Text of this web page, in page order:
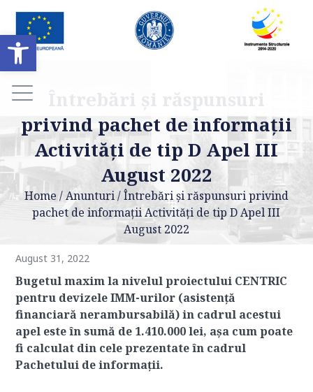
Open toolbar
privind pachet de informații
Activități de tip D Apel III
August 2022
Home /Anunturi/Întrebări și răspunsuri privind
pachet de informații Activități de tip D Apel III
August 2022
August 31, 2022
Bugetul maxim la nivelul proiectului CENTRIC
pentru devizele IMM-urilor (asistență
financiară nerambursabilă) in cadrul acestui
apel este în sumă de 1.410.000 lei, așa cum poate
fi calculat din cele prezentate în cadrul
Pachetului de informații.